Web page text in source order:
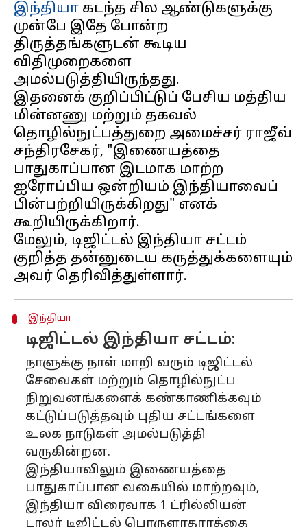
இந்தியா கடந்த சில ஆண்டுகளுக்கு
முன்பே இதே போன்ற
திருத்தங்களுடன் கூடிய
விதிமுறைகளை
அமல்படுத்தியிருந்தது.
இதனைக் குறிப்பிட்டுப் பேசிய மத்திய
மின்னணு மற்றும் தகவல்
தொழில்நுட்பத்துறை அமைச்சர் ராஜீவ்
சந்திரசேகர், "இணையத்தை
பாதுகாப்பான இடமாக மாற்ற
ஐரோப்பிய ஒன்றியம் இந்தியாவைப்
பின்பற்றியிருக்கிறது" எனக்
கூறியிருக்கிறார்.
மேலும், டிஜிட்டல் இந்தியா சட்டம்
குறித்த தன்னுடைய கருத்துக்களையும்
இந்தியா
டிஜிட்டல் இந்தியா சட்டம்:
நாளுக்கு நாள் மாறி வரும் டிஜிட்டல்
சேவைகள் மற்றும் தொழில்நுட்ப
நிறுவனங்களைக் கண்காணிக்கவும்
கட்டுப்படுத்தவும் புதிய சட்டங்களை
உலக நாடுகள் அமல்படுத்தி
வருகின்றன.
இந்தியாவிலும் இணையத்தை
பாதுகாப்பான வகையில் மாற்றவும்,
இந்தியா விரைவாக 1 ட்ரில்லியன்